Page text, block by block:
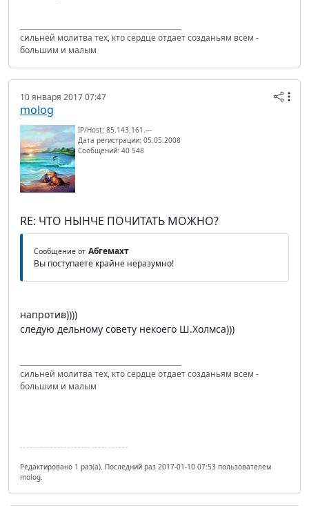
сильней молитва тех, кто сердце отдает созданьям всем -
большим и малым
10 января 2017 07:47
molog
IP/Host: 85.143.161.---
Дата регистрации: 05.05.2008
Сообщений: 40 548
RE: ЧТО НЫНЧЕ ПОЧИТАТЬ МОЖНО?
Сообщение от Абгемахт
Вы поступаете крайне неразумно!
напротив))))
следую дельному совету некоего Ш.Холмса)))
сильней молитва тех, кто сердце отдает созданьям всем -
большим и малым
Редактировано 1 раз(а). Последний раз 2017-01-10 07:53 пользователем
molog.